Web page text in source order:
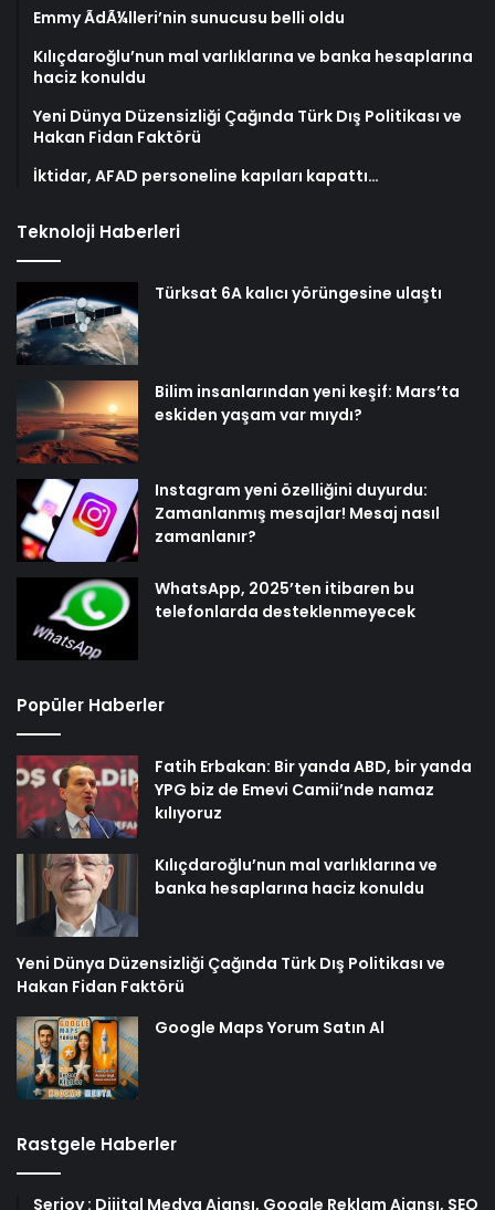
Emmy ÃdÃ¼lleri’nin sunucusu belli oldu
Kılıçdaroğlu’nun mal varlıklarına ve banka hesaplarına
haciz konuldu
Yeni Dünya Düzensizliği Çağında Türk Dış Politikası ve
Hakan Fidan Faktörü
İktidar, AFAD personeline kapıları kapattı…
Teknoloji Haberleri
Türksat 6A kalıcı yörüngesine ulaştı
Bilim insanlarından yeni keşif: Mars’ta
eskiden yaşam var mıydı?
Instagram yeni özelliğini duyurdu:
Zamanlanmış mesajlar! Mesaj nasıl
zamanlanır?
WhatsApp, 2025’ten itibaren bu
telefonlarda desteklenmeyecek
Popüler Haberler
Fatih Erbakan: Bir yanda ABD, bir yanda
YPG biz de Emevi Camii’nde namaz
kılıyoruz
Kılıçdaroğlu’nun mal varlıklarına ve
banka hesaplarına haciz konuldu
Yeni Dünya Düzensizliği Çağında Türk Dış Politikası ve
Hakan Fidan Faktörü
Google Maps Yorum Satın Al
Rastgele Haberler
Serjoy : Dijital Medya Ajansı, Google Reklam Ajansı, SEO